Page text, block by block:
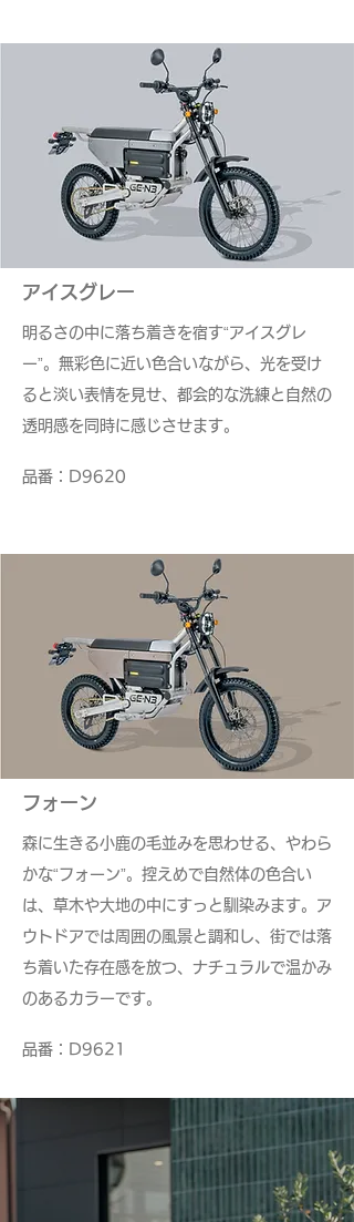
アイスグレー
明るさの中に落ち着きを宿す“アイスグレ
ー”。無彩色に近い色合いながら、光を受け
ると淡い表情を見せ、都会的な洗練と自然の
透明感を同時に感じさせます。
​品番：D9620
​フォーン
森に生きる小鹿の毛並みを思わせる、やわら
かな“フォーン”。控えめで自然体の色合い
は、草木や大地の中にすっと馴染みます。ア
ウトドアでは周囲の風景と調和し、街では落
ち着いた存在感を放つ、ナチュラルで温かみ
のあるカラーです。
​品番：D9621